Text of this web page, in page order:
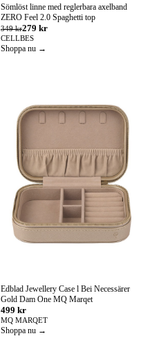
Sömlöst linne med reglerbara axelband
ZERO Feel 2.0 Spaghetti top
349 kr279 kr
CELLBES
Shoppa nu →
Edblad Jewellery Case l Bei Necessärer
Gold Dam One MQ Marqet
499 kr
MQ MARQET
Shoppa nu →